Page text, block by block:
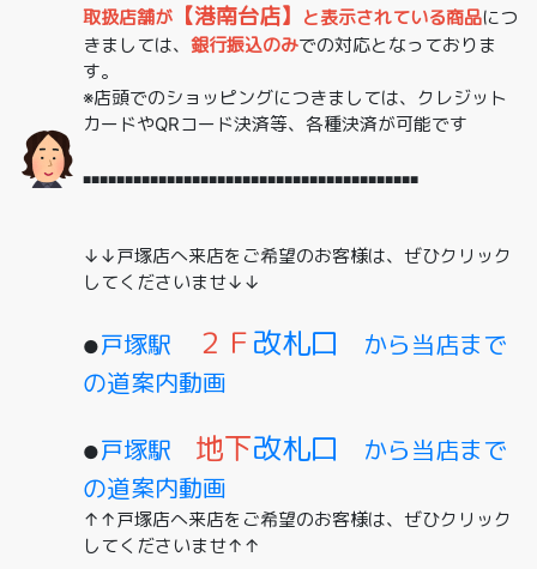
取扱店舗が 【港南台店】 と表示されている商品につ
きましては、 銀行振込のみでの対応となっておりま
す。
※店頭でのショッピングにつきましては、クレジット
カードやQRコード決済等、各種決済が可能です
■■■■■■■■■■■■■■■■■■■■■■■■■■■■■■■■■■■■■■■■
↓↓戸塚店へ来店をご希望のお客様は、ぜひクリック
してくださいませ↓↓
●戸塚駅 ２Ｆ 改札口
から当店まで
の道案内動画
●戸塚駅 地下改札口
から当店まで
の道案内動画
↑↑戸塚店へ来店をご希望のお客様は、ぜひクリック
してくださいませ↑↑